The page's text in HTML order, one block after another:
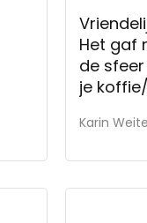
Het gaf
de
je
Karin